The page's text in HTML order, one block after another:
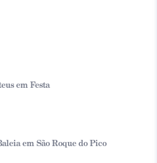
em Festa
em São Roque do Pico